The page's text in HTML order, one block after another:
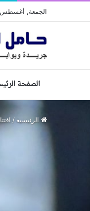
الجمعة, أغسطس 7 2026
الصفحة
الرئيسية /